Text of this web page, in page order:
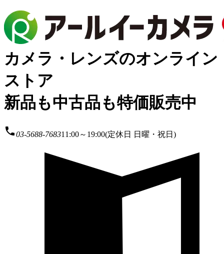
カメラ・レンズのオンライン
ストア
新品も中古品も特価販売中
local_phone03-5688-768311:00～19:00(定休日 日曜・祝日)